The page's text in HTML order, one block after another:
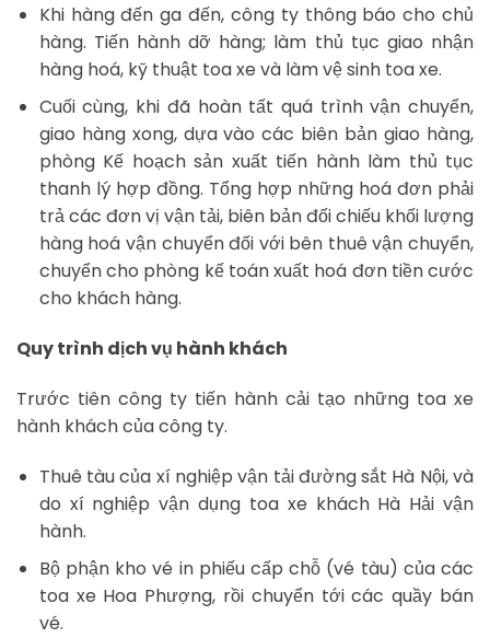
Khi hàng đến ga đến, công ty thông báo cho chủ
hàng. Tiến hành dỡ hàng; làm thủ tục giao nhận
hàng hoá, kỹ thuật toa xe và làm vệ sinh toa xe.
Cuối cùng, khi đã hoàn tất quá trình vận chuyển,
giao hàng xong, dựa vào các biên bản giao hàng,
phòng Kế hoạch sản xuất tiến hành làm thủ tục
thanh lý hợp đồng. Tổng hợp những hoá đơn phải
trả các đơn vị vận tải, biên bản đối chiếu khối lượng
hàng hoá vận chuyển đối với bên thuê vận chuyển,
chuyển cho phòng kế toán xuất hoá đơn tiền cước
cho khách hàng.
Quy trình dịch vụ hành khách
Trước tiên công ty tiến hành cải tạo những toa xe
hành khách của công ty.
Thuê tàu của xí nghiệp vận tải đường sắt Hà Nội, và
do xí nghiệp vận dụng toa xe khách Hà Hải vận
hành.
Bộ phận kho vé in phiếu cấp chỗ (vé tàu) của các
toa xe Hoa Phượng, rồi chuyển tới các quầy bán
vé.